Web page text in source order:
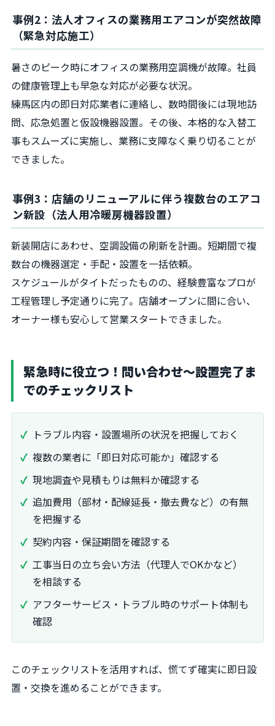
事例2：法人オフィスの業務用エアコンが突然故障
（緊急対応施工）
暑さのピーク時にオフィスの業務用空調機が故障。社員
の健康管理上も早急な対応が必要な状況。
練馬区内の即日対応業者に連絡し、数時間後には現地訪
問、応急処置と仮設機器設置。その後、本格的な入替工
事もスムーズに実施し、業務に支障なく乗り切ることが
できました。
事例3：店舗のリニューアルに伴う複数台のエアコ
ン新設（法人用冷暖房機器設置）
新装開店にあわせ、空調設備の刷新を計画。短期間で複
数台の機器選定・手配・設置を一括依頼。
スケジュールがタイトだったものの、経験豊富なプロが
工程管理し予定通りに完了。店舗オープンに間に合い、
オーナー様も安心して営業スタートできました。
緊急時に役立つ！問い合わせ〜設置完了ま
でのチェックリスト
トラブル内容・設置場所の状況を把握しておく
複数の業者に「即日対応可能か」確認する
現地調査や見積もりは無料か確認する
追加費用（部材・配線延長・撤去費など）の有無
を把握する
契約内容・保証期間を確認する
工事当日の立ち会い方法（代理人でOKかなど）
を相談する
アフターサービス・トラブル時のサポート体制も
確認
このチェックリストを活用すれば、慌てず確実に即日設
置・交換を進めることができます。